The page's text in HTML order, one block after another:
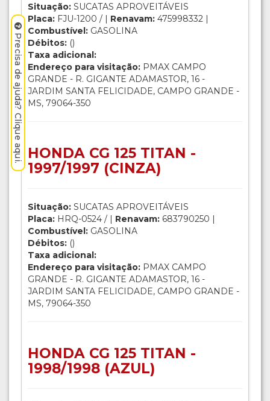
Situação: SUCATAS APROVEITÁVEIS
Placa: FJU-1200 / | Renavam: 475998332 |
Combustível: GASOLINA
Débitos: ()
Taxa adicional:
Endereço para visitação: PMAX CAMPO
GRANDE - R. GIGANTE ADAMASTOR, 16 -
JARDIM SANTA FELICIDADE, CAMPO GRANDE -
MS, 79064-350
HONDA CG 125 TITAN -
1997/1997 (CINZA)
Situação: SUCATAS APROVEITÁVEIS
Placa: HRQ-0524 / | Renavam: 683790250 |
Combustível: GASOLINA
Débitos: ()
Taxa adicional:
Endereço para visitação: PMAX CAMPO
GRANDE - R. GIGANTE ADAMASTOR, 16 -
JARDIM SANTA FELICIDADE, CAMPO GRANDE -
MS, 79064-350
HONDA CG 125 TITAN -
1998/1998 (AZUL)
Precisa de ajuda? Clique aqui.